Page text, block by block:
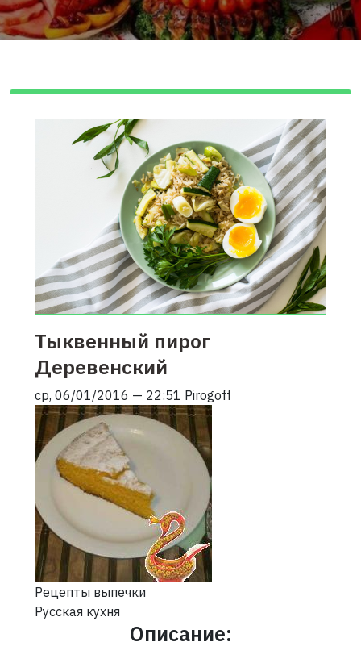
Тыквенный пирог
Деревенский
ср, 06/01/2016 — 22:51 Pirogoff
Рецепты выпечки
Русская кухня
Описание: